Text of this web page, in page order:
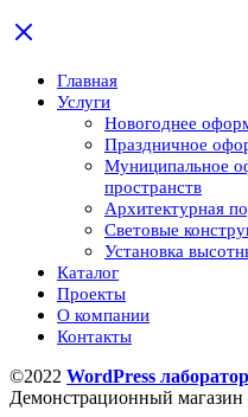
Главная
Услуги
Новогоднее
Праздничное
Муниципальное
пространств
Архитектурная
Световые
Установка
Каталог
Проекты
О компании
Контакты
©2022 WordPress
Демонстрационный